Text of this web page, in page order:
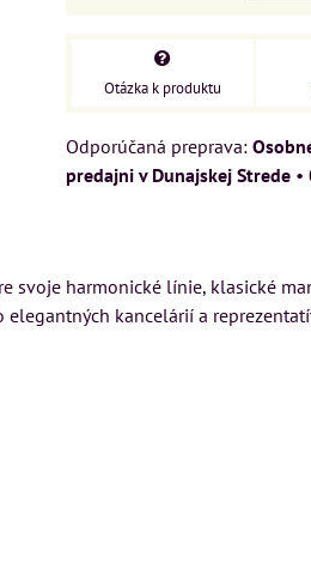
Otázka k produktu
predajni v Dunajskej Strede •
svoje harmonické línie, klasické
kancelárií a